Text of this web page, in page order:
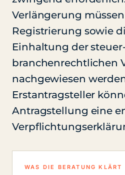
Verlängerung müssen
Registrierung sowie
Einhaltung der
branchenrechtlichen
nachgewiesen
Erstantragsteller
Antragstellung eine
WAS DIE BERATUNG KLÄRT